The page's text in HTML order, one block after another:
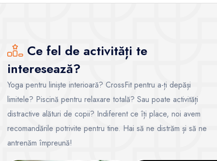
Ce fel de activități te
interesează?
Yoga pentru liniște interioară? CrossFit pentru a-ți depăși
limitele? Piscină pentru relaxare totală? Sau poate activități
distractive alături de copii? Indiferent ce îți place, noi avem
recomandările potrivite pentru tine. Hai să ne distrăm și să ne
antrenăm împreună!